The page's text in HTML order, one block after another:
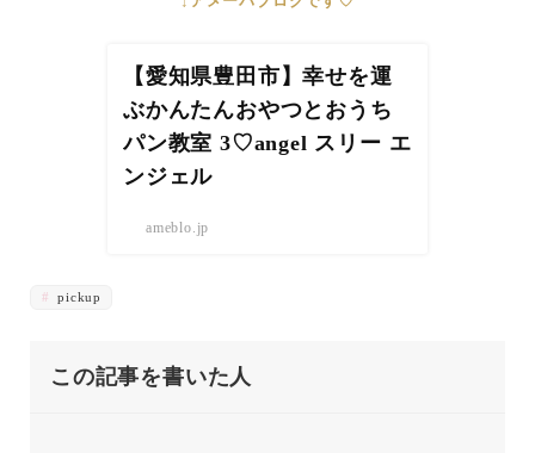
【愛知県豊田市】幸せを運
ぶかんたんおやつとおうち
パン教室 3♡angel スリー エ
ンジェル
ameblo.jp
pickup
この記事を書いた人